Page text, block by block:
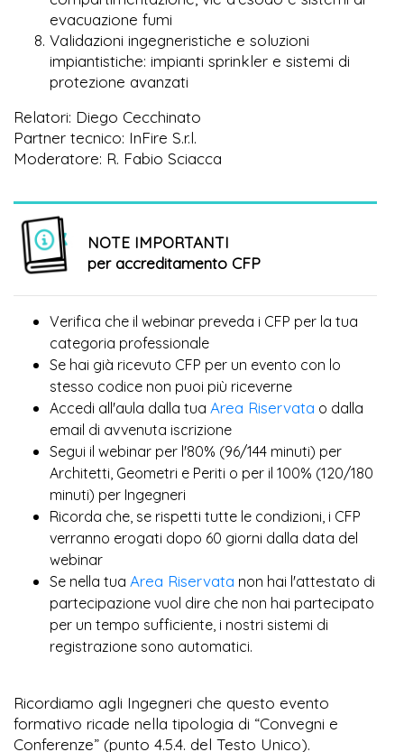
evacuazione fumi
Validazioni ingegneristiche e soluzioni
impiantistiche: impianti sprinkler e sistemi di
protezione avanzati
Relatori: Diego Cecchinato
Partner tecnico: InFire S.r.l.
Moderatore: R. Fabio Sciacca
NOTE IMPORTANTI
per accreditamento CFP
Verifica che il webinar preveda i CFP per la tua
categoria professionale
Se hai già ricevuto CFP per un evento con lo
stesso codice non puoi più riceverne
Accedi all'aula dalla tua Area Riservata o dalla
email di avvenuta iscrizione
Segui il webinar per l'80% (96/144 minuti) per
Architetti, Geometri e Periti o per il 100% (120/180
minuti) per Ingegneri
Ricorda che, se rispetti tutte le condizioni, i CFP
verranno erogati dopo 60 giorni dalla data del
webinar
Se nella tua Area Riservata non hai l'attestato di
partecipazione vuol dire che non hai partecipato
per un tempo sufficiente, i nostri sistemi di
registrazione sono automatici.
Ricordiamo agli Ingegneri che questo evento
formativo ricade nella tipologia di “Convegni e
Conferenze” (punto 4.5.4. del Testo Unico).